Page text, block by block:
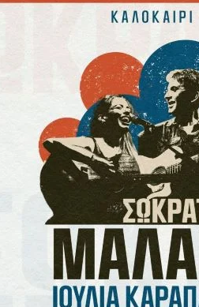
κατηγορία που θεωρείται
την κατηγορία ανήκουν η
θέλει αυτά τα λαχανικά να
είναι και ο λόγος που
δίαιτες.